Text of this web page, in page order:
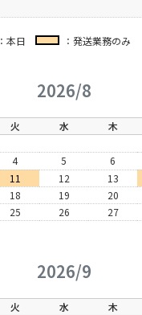
：本日 ：発送業務のみ
2026/8
火 水 木
4 5 6
11 12 13
18 19 20
25 26 27
2026/9
火 水 木